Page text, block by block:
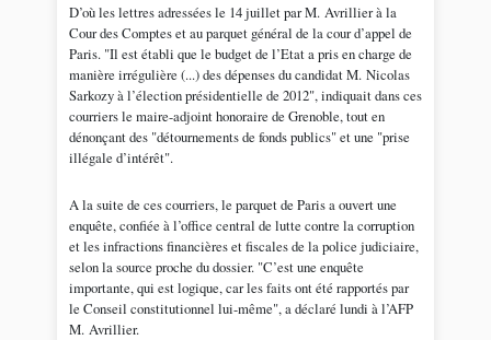
D’où les lettres adressées le 14 juillet par M. Avrillier à la
Cour des Comptes et au parquet général de la cour d’appel de
Paris. "Il est établi que le budget de l’Etat a pris en charge de
manière irrégulière (...) des dépenses du candidat M. Nicolas
Sarkozy à l’élection présidentielle de 2012", indiquait dans ces
courriers le maire-adjoint honoraire de Grenoble, tout en
dénonçant des "détournements de fonds publics" et une "prise
illégale d’intérêt".
A la suite de ces courriers, le parquet de Paris a ouvert une
enquête, confiée à l’office central de lutte contre la corruption
et les infractions financières et fiscales de la police judiciaire,
selon la source proche du dossier. "C’est une enquête
importante, qui est logique, car les faits ont été rapportés par
le Conseil constitutionnel lui-même", a déclaré lundi à l’AFP
M. Avrillier.